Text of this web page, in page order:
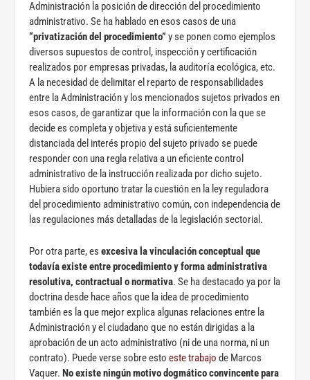
Administración la posición de dirección del procedimiento
administrativo. Se ha hablado en esos casos de una
“privatización del procedimiento” y se ponen como ejemplos
diversos supuestos de control, inspección y certificación
realizados por empresas privadas, la auditoría ecológica, etc.
A la necesidad de delimitar el reparto de responsabilidades
entre la Administración y los mencionados sujetos privados en
esos casos, de garantizar que la información con la que se
decide es completa y objetiva y está suficientemente
distanciada del interés propio del sujeto privado se puede
responder con una regla relativa a un eficiente control
administrativo de la instrucción realizada por dicho sujeto.
Hubiera sido oportuno tratar la cuestión en la ley reguladora
del procedimiento administrativo común, con independencia de
las regulaciones más detalladas de la legislación sectorial.
Por otra parte, esexcesiva la vinculación conceptual que
todavía existe entre procedimiento y forma administrativa
resolutiva, contractual o normativa. Se ha destacado ya por la
doctrina desde hace años que la idea de procedimiento
también es la que mejor explica algunas relaciones entre la
Administración y el ciudadano que no están dirigidas a la
aprobación de un acto administrativo (ni de una norma, ni un
contrato). Puede verse sobre estoeste trabajo de Marcos
Vaquer.No existe ningún motivo dogmático convincente para